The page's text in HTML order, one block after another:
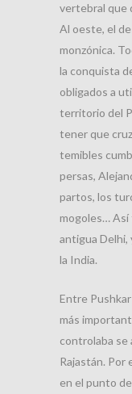
vertebral que
Al oeste, el
monzónica.
la conquista
obligados a
territorio del
tener que
temibles
persas,
partos, los
mogoles… Así
antigua
la India.
Entre
más
controlaba se
Rajastán. Por
en el punto